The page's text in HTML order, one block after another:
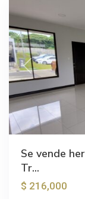
Previous
Se vende
Tr...
$ 216,000